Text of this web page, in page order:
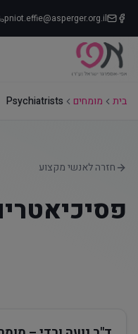
pniot.effie@asperger.org.il
בית מומחים Psychiatrists
חזרה לאנשי מקצוע